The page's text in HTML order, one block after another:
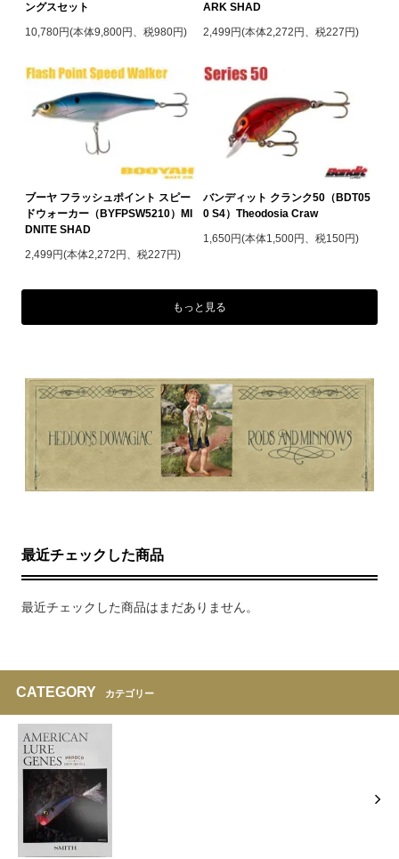
ングスセット
10,780円(本体9,800円、税980円)
ARK SHAD
2,499円(本体2,272円、税227円)
ブーヤ フラッシュポイント スピー
ドウォーカー（BYFPSW5210）MI
DNITE SHAD
2,499円(本体2,272円、税227円)
バンディット クランク50（BDT05
0 S4）Theodosia Craw
1,650円(本体1,500円、税150円)
もっと見る
最近チェックした商品
最近チェックした商品はまだありません。
CATEGORY カテゴリー